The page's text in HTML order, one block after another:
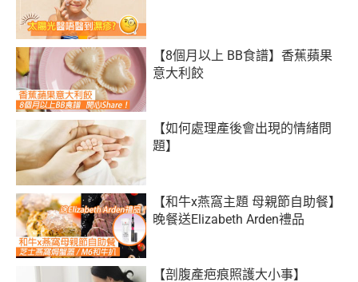
【8個月以上 BB食譜】香蕉蘋果
意大利餃
【如何處理產後會出現的情緒問
題】
【和牛x燕窩主題 母親節自助餐】
晚餐送Elizabeth Arden禮品
【剖腹產疤痕照護大小事】